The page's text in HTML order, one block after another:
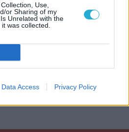
Use,
or Sharing of my
Unrelated with the
was collected.
Data Access Privacy Policy